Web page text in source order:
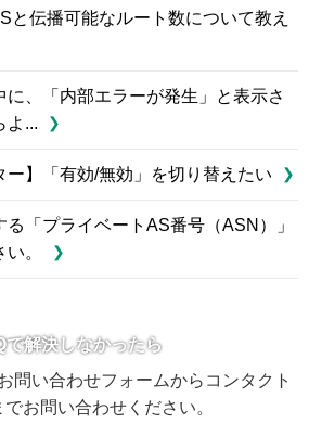
と伝播可能なルート数について教え
に、「内部エラーが発生」と表示さ
よ...
ー】「有効/無効」を切り替えたい
「プライベートAS番号（ASN）」
。
で解決しなかったら
問い合わせフォームからコンタクト
お問い合わせください。